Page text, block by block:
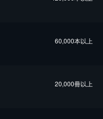
60,000本以上
20,000冊以上